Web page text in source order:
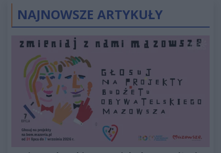
NAJNOWSZE ARTYKUŁY